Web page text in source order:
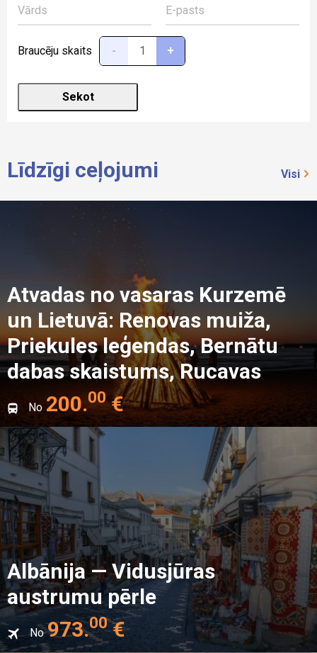
Braucēju skaits - +
Līdzīgi ceļojumi Visi
Atvadas no vasaras Kurzemē
un Lietuvā: Renovas muiža,
Priekules leģendas, Bernātu
dabas skaistums, Rucavas
kultūra un Liepājas jūras
saulrieti
No 200.00€
Albānija — Vidusjūras
austrumu pērle
No 973.00€